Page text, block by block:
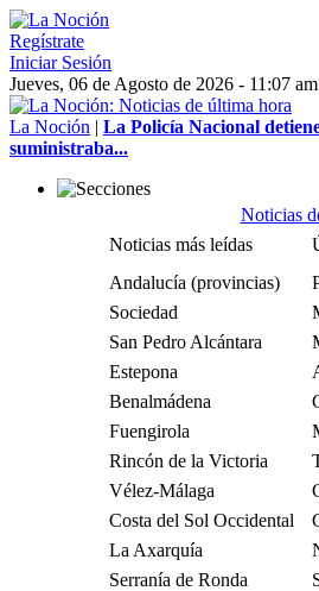
Regístrate
Iniciar Sesión
Jueves, 06 de Agosto de 2026 - 11:07 am
La Noción | La Policía Nacional
suministraba...
Noticias
Noticias más leídas
Andalucía (provincias)
Sociedad
San Pedro Alcántara
Estepona
Benalmádena
Fuengirola
Rincón de la Victoria
Vélez-Málaga
Costa del Sol Occidental
La Axarquía
Serranía de Ronda